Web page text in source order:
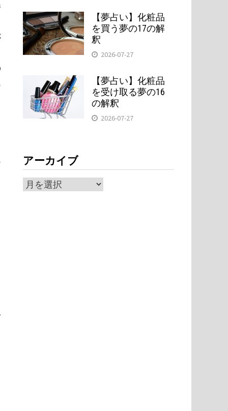
【夢占い】化粧品
を買う夢の17の解
釈
2026-07-27
【夢占い】化粧品
を受け取る夢の16
の解釈
2026-07-27
アーカイブ
ア